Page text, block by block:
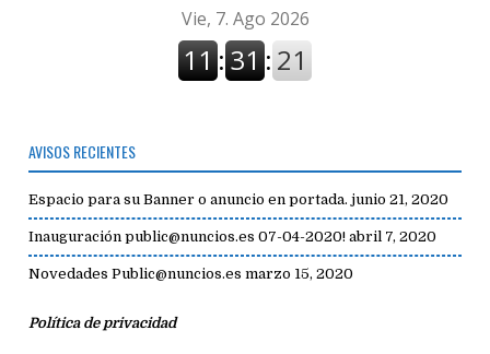
AVISOS RECIENTES
Espacio para su Banner o anuncio en portada. junio 21, 2020
Inauguración public@nuncios.es 07-04-2020! abril 7, 2020
Novedades Public@nuncios.es marzo 15, 2020
Política de privacidad